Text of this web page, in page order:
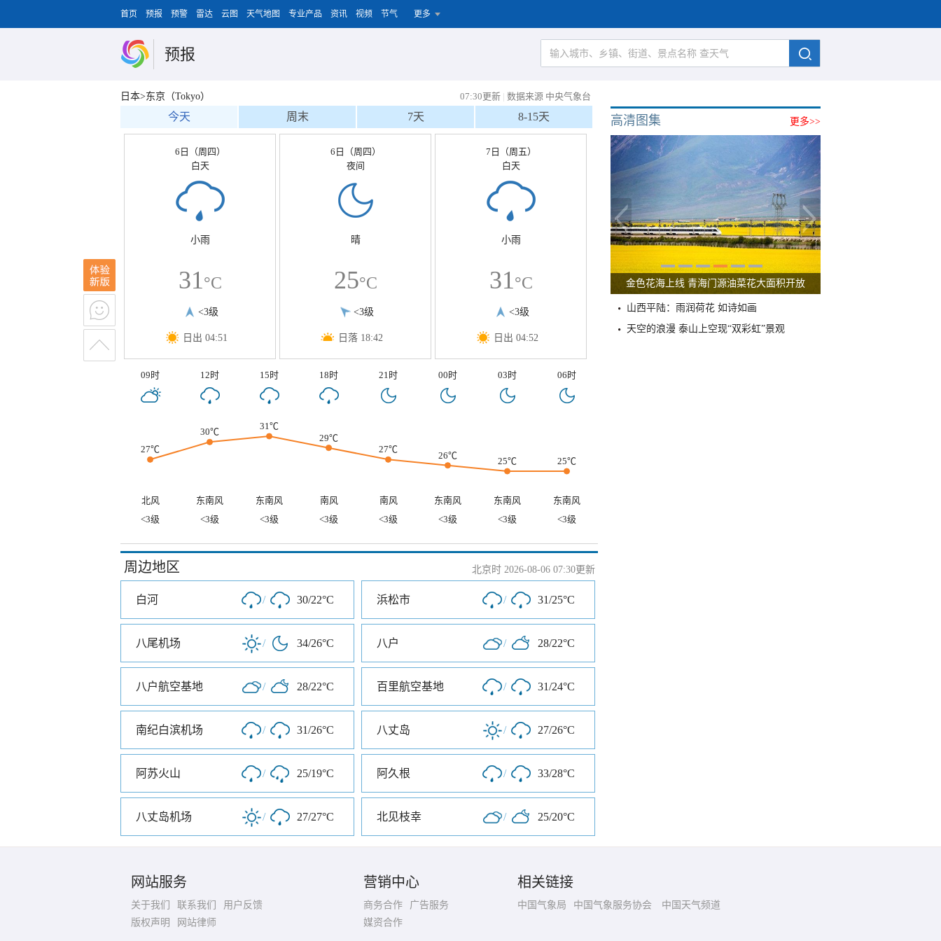
首页 预报 预警 雷达 云图 天气地图 专业产品 资讯 视频 节气 更多
预报
日本>东京（Tokyo） 07:30更新 | 数据来源 中央气象台
今天 周末 7天 8-15天
6日（周四）
白天
小雨
31°C
<3级
日出 04:51
6日（周四）
夜间
晴
25°C
<3级
日落 18:42
7日（周五）
白天
小雨
31°C
<3级
日出 04:52
09时 12时 15时 18时 21时 00时 03时 06时
27℃
30℃
31℃
29℃
27℃
26℃
25℃ 25℃
北风 东南风 东南风 南风 南风 东南风 东南风
东南风
<3级
<3级 <3级 <3级 <3级 <3级 <3级 <3级
周边地区 北京时 2026-08-06 07:30更新
白河 / 30/22°C 浜松市 / 31/25°C
八尾机场 / 34/26°C 八户 / 28/22°C
八户航空基地 / 28/22°C 百里航空基地 / 31/24°C
南纪白滨机场 / 31/26°C 八丈岛 / 27/26°C
阿苏火山 / 25/19°C 阿久根 / 33/28°C
八丈岛机场 / 27/27°C 北见枝幸 / 25/20°C
更多>>
高清图集
金色花海上线 青海门源油菜花大面积开放
山西平陆：雨润荷花 如诗如画
天空的浪漫 泰山上空现“双彩虹”景观
网站服务
关于我们 联系我们
用户反馈
版权声明
网站律师
营销中心
商务合作
广告服务
媒资合作
相关链接
中国气象局 中国气象服务协会 中国天气频道